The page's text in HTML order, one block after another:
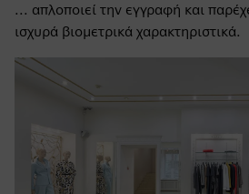
... απλοποιεί την εγγραφή και
ισχυρά βιομετρικά χαρακτηριστικά.